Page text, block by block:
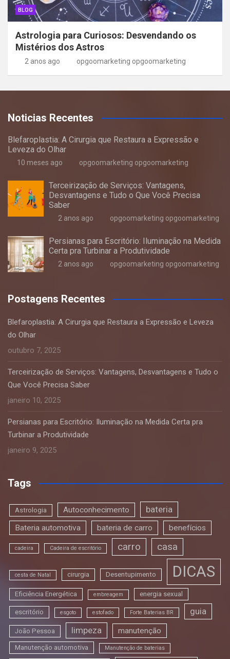
BLOG
Astrologia para Curiosos: Desvendando os
Mistérios dos Astros
2 anos ago opgoomarketing opgoomarketing
Noticias Recentes
Blefaroplastia: A Cirurgia que Restaura a Expressão e
Leveza do Olhar
10 meses ago opgoomarketing opgoomarketing
Terceirização de Serviços: Vantagens,
Desvantagens e Tudo o Que Você Precisa
Saber
2 anos ago opgoomarketing opgoomarketing
Persianas para Escritório: Iluminação na Medida
Certa pra Turbinar a Produtividade
2 anos ago opgoomarketing opgoomarketing
Postagens Recentes
Blefaroplastia: A Cirurgia que Restaura a Expressão e Leveza
do Olhar
outubro 7, 2025
Terceirização de Serviços: Vantagens, Desvantagens e Tudo o
Que Você Precisa Saber
janeiro 10, 2025
Persianas para Escritório: Iluminação na Medida Certa pra
Turbinar a Produtividade
janeiro 9, 2025
Tags
Astrologia Autoconhecimento bateria
Bateria automotiva bateria de carro benefícios
cadeira Cadeira de escritório carro casa
cesta de Natal cirurgia Desentupimento DICAS
Eficiência Energética embreagem energia sexual
escritório esgoto estofado Forte Baterias BR guia
João Pessoa limpeza manutenção
Manutenção automotiva Manutenção de baterias